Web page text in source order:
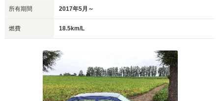
所有期間 2017年5月～
燃費 18.5km/L